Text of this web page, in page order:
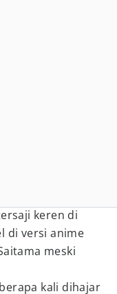
keren di
di versi anime
meski
kali dihajar